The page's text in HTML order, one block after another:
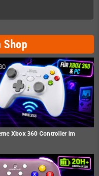
Shop
Xbox 360 Controller im